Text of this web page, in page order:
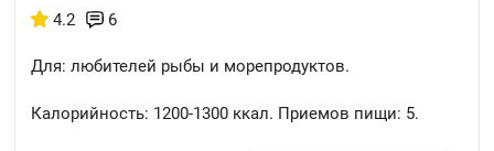
4.2
6
Для: любителей рыбы и морепродуктов.
Калорийность: 1200-1300 ккал. Приемов пищи: 5.